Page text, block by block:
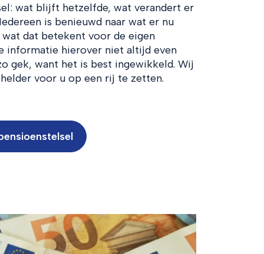
wat blijft hetzelfde, wat verandert er
is benieuwd naar wat er nu
dat betekent voor de eigen
informatie hierover niet altijd even
gek, want het is best ingewikkeld. Wij
voor u op een rij te zetten.